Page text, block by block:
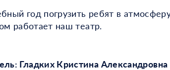
год погрузить ребят в
работает наш театр.
Гладких Кристина Александровна